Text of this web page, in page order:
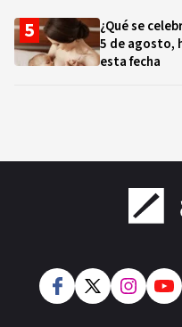
¿Qué se
5 de agosto,
esta fecha